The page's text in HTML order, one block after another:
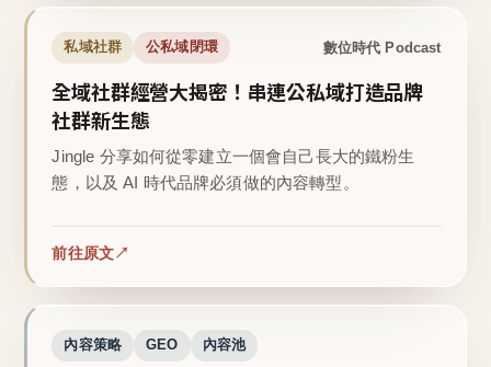
私域社群 公私域閉環 數位時代 Podcast
全域社群經營大揭密！串連公私域打造品牌
社群新生態
Jingle 分享如何從零建立一個會自己長大的鐵粉生
態，以及 AI 時代品牌必須做的內容轉型。
前往原文
內容策略 GEO 內容池